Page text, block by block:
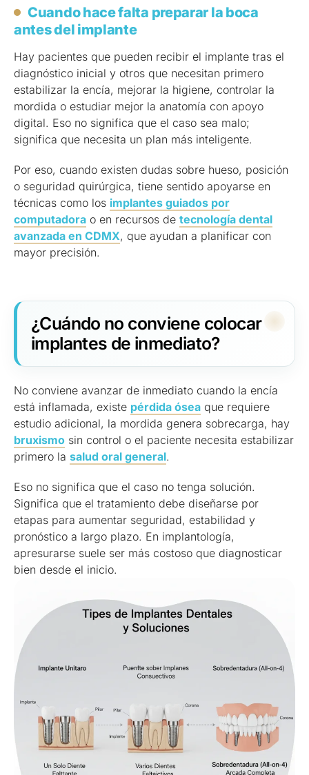
Cuando hace falta preparar la boca
antes del implante
Hay pacientes que pueden recibir el implante tras el
diagnóstico inicial y otros que necesitan primero
estabilizar la encía, mejorar la higiene, controlar la
mordida o estudiar mejor la anatomía con apoyo
digital. Eso no significa que el caso sea malo;
significa que necesita un plan más inteligente.
Por eso, cuando existen dudas sobre hueso, posición
o seguridad quirúrgica, tiene sentido apoyarse en
técnicas como los implantes guiados por
computadora o en recursos de tecnología dental
avanzada en CDMX, que ayudan a planificar con
mayor precisión.
¿Cuándo no conviene colocar
implantes de inmediato?
No conviene avanzar de inmediato cuando la encía
está inflamada, existe pérdida ósea que requiere
estudio adicional, la mordida genera sobrecarga, hay
bruxismo sin control o el paciente necesita estabilizar
primero la salud oral general.
Eso no significa que el caso no tenga solución.
Significa que el tratamiento debe diseñarse por
etapas para aumentar seguridad, estabilidad y
pronóstico a largo plazo. En implantología,
apresurarse suele ser más costoso que diagnosticar
bien desde el inicio.